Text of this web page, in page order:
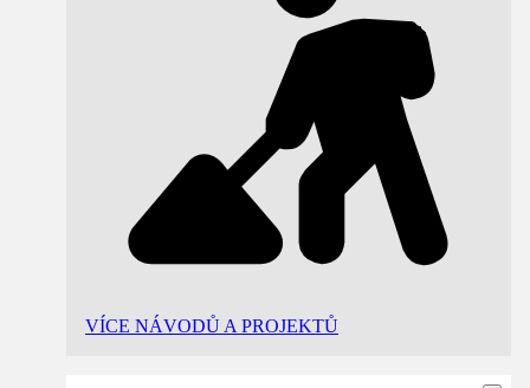
VÍCE NÁVODŮ A PROJEKTŮ